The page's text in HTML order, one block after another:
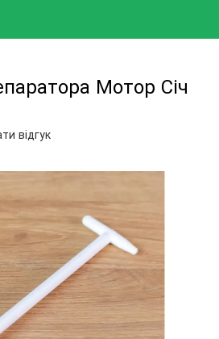
Мотор Січ
відгук